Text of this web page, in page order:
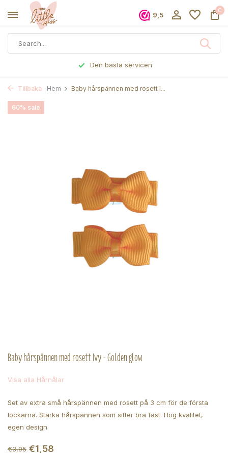
9,5
0
Den bästa servicen
Tillbaka Hem Baby hårspännen med rosett I...
Baby hårspännen med rosett Ivy - Golden glow
60% sale
Visa alla Hårnålar
Set av extra små hårspännen med rosett på 3 cm för de första
lockarna. Starka hårspännen som sitter bra fast. Hög kvalitet,
egen design
€3,95 €1,58